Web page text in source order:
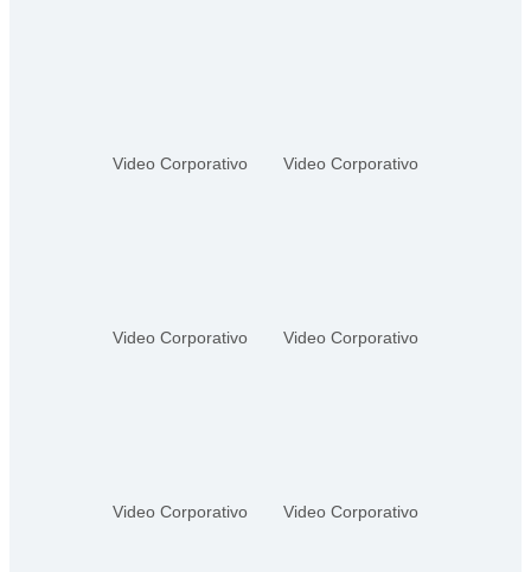
Video Corporativo Video Corporativo
Video Corporativo Video Corporativo
Video Corporativo Video Corporativo